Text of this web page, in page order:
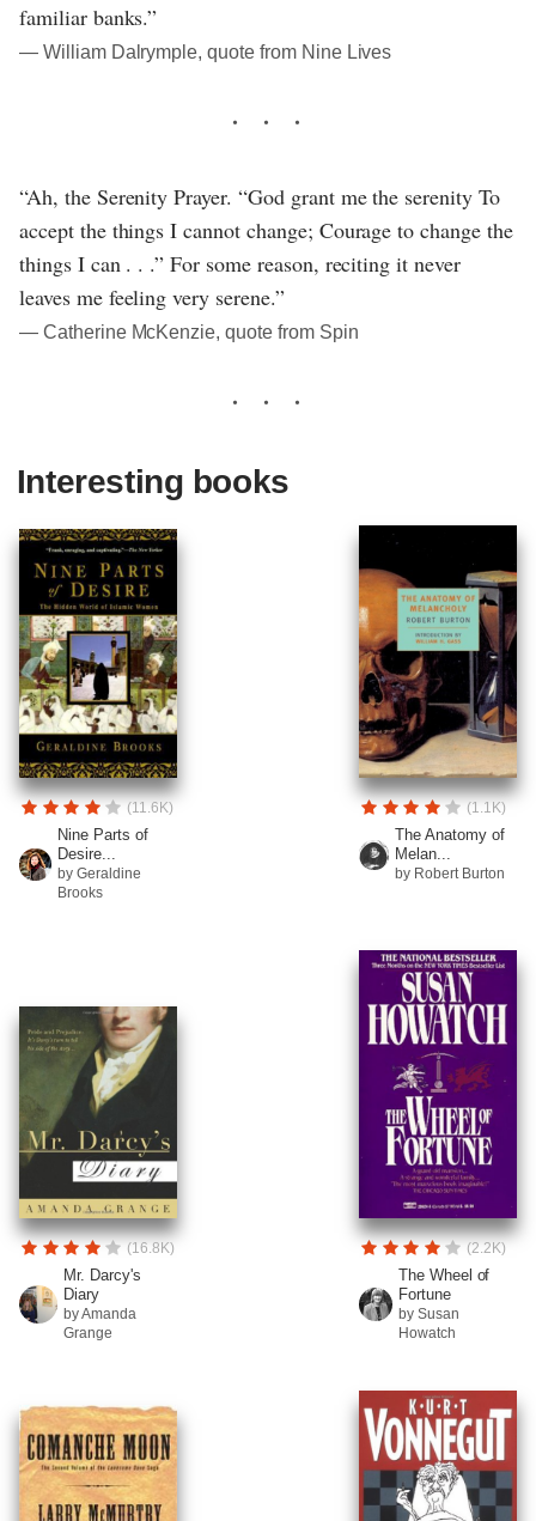
familiar banks.”
― William Dalrymple, quote from Nine Lives
“Ah, the Serenity Prayer. “God grant me the serenity To
accept the things I cannot change; Courage to change the
things I can . . .” For some reason, reciting it never
leaves me feeling very serene.”
― Catherine McKenzie, quote from Spin
Interesting books
(11.6K)
Nine Parts of
Desire...
by Geraldine
Brooks
(1.1K)
The Anatomy of
Melan...
by Robert Burton
(16.8K)
Mr. Darcy's
Diary
by Amanda
Grange
(2.2K)
The Wheel of
Fortune
by Susan
Howatch